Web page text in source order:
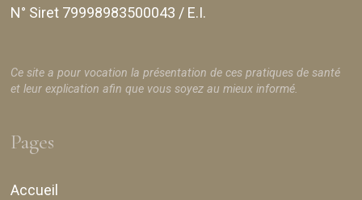
N° Siret 79998983500043 / E.I.
Ce site a pour vocation la présentation de ces pratiques de santé
et leur explication afin que vous soyez au mieux informé.
Pages
Accueil